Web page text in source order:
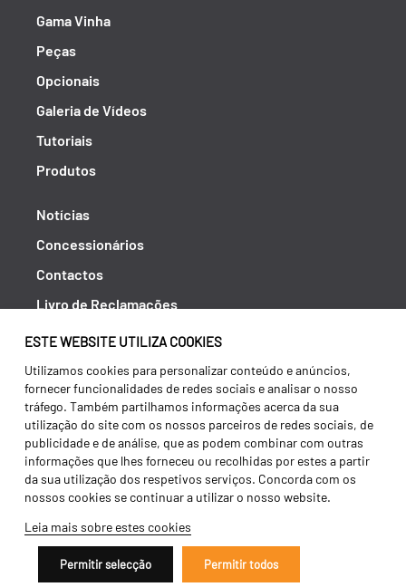
ESTE WEBSITE UTILIZA COOKIES
Utilizamos cookies para personalizar conteúdo e anúncios,
fornecer funcionalidades de redes sociais e analisar o nosso
tráfego. Também partilhamos informações acerca da sua
utilização do site com os nossos parceiros de redes sociais, de
publicidade e de análise, que as podem combinar com outras
informações que lhes forneceu ou recolhidas por estes a partir
da sua utilização dos respetivos serviços. Concorda com os
nossos cookies se continuar a utilizar o nosso website.
Leia mais sobre estes cookies
Permitir selecção Permitir todos
Gama Vinha
Peças
Opcionais
Galeria de Vídeos
Tutoriais
Produtos
Notícias
Concessionários
Contactos
Livro de Reclamações
Política de Privacidade
Canal de Denúncias (RGPC)
Termos e condições